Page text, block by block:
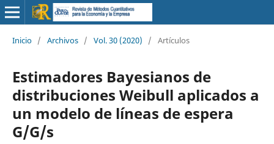
Inicio / Archivos / Vol. 30 (2020) / Artículos
Estimadores Bayesianos de
distribuciones Weibull aplicados a
un modelo de líneas de espera
G/G/s